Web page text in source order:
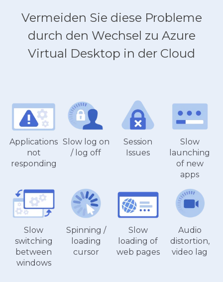
Vermeiden Sie diese Probleme
durch den Wechsel zu Azure
Virtual Desktop in der Cloud
Applications
not
responding
Slow log on
/ log off
Session
Issues
Slow
launching
of new
apps
Slow
switching
between
windows
Spinning /
loading
cursor
Slow
loading of
web pages
Audio
distortion,
video lag